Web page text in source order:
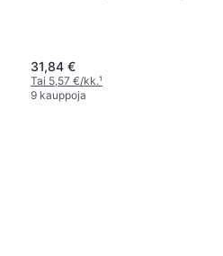
31,84 €
Tai 5,57 €/kk.¹
9 kauppoja